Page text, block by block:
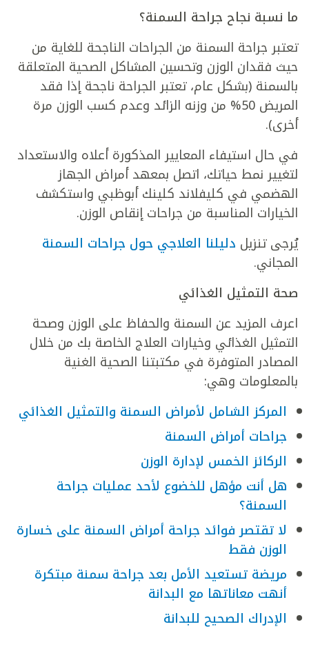
ما نسبة نجاح جراحة السمنة؟
تعتبر جراحة السمنة من الجراحات الناجحة للغاية من
حيث فقدان الوزن وتحسين المشاكل الصحية المتعلقة
بالسمنة (بشكل عام، تعتبر الجراحة ناجحة إذا فقد
المريض 50% من وزنه الزائد وعدم كسب الوزن مرة
أخرى).
في حال استيفاء المعايير المذكورة أعلاه والاستعداد
لتغيير نمط حياتك، اتصل بمعهد أمراض الجهاز
الهضمي في كليفلاند كلينك أبوظبي واستكشف
الخيارات المناسبة من جراحات إنقاص الوزن.
يُرجى تنزيل دليلنا العلاجي حول جراحات السمنة
المجاني.
صحة التمثيل الغذائي
اعرف المزيد عن السمنة والحفاظ على الوزن وصحة
التمثيل الغذائي وخيارات العلاج الخاصة بك من خلال
المصادر المتوفرة في مكتبتنا الصحية الغنية
بالمعلومات وهي:
المركز الشامل لأمراض السمنة والتمثيل الغذائي
جراحات أمراض السمنة
الركائز الخمس لإدارة الوزن
هل أنت مؤهل للخضوع لأحد عمليات جراحة
السمنة؟
لا تقتصر فوائد جراحة أمراض السمنة على خسارة
الوزن فقط
مريضة تستعيد الأمل بعد جراحة سمنة مبتكرة
أنهت معاناتها مع البدانة
الإدراك الصحيح للبدانة